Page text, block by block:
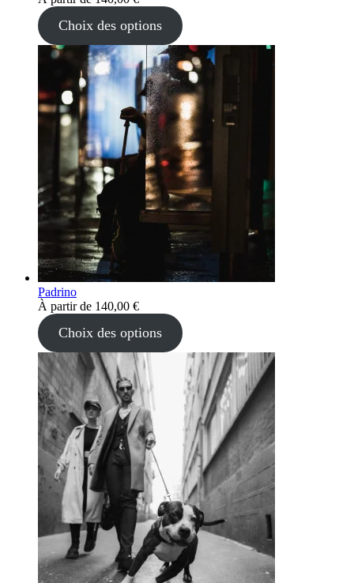
Choix des options
Padrino
À partir de 140,00 €
Choix des options